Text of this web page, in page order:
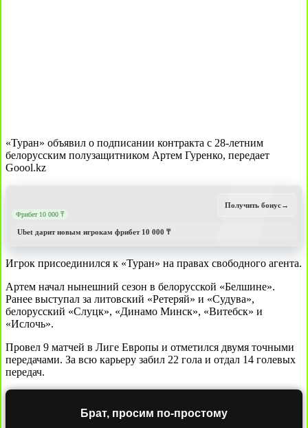
«Туран» объявил о подписании контракта с 28-летним
белорусским полузащитником Артем Гуренко, передает
Goool.kz
Фрибет 10 000 ₸
Ubet дарит новым игрокам фрибет 10 000 ₸
Получить бонус→
Игрок присоединился к «Туран» на правах свободного агента.
Артем начал нынешний сезон в белорусской «Белшине».
Ранее выступал за литовский «Ретеряй» и «Судува»,
белорусский «Слуцк», «Динамо Минск», «Витебск» и
«Ислочь».
Провел 9 матчей в Лиге Европы и отметился двумя точными
передачами. За всю карьеру забил 22 гола и отдал 14 голевых
передач.
Брат, просим по-простому